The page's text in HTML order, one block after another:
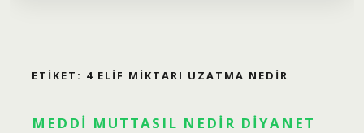
ETIKET: 4 ELIF MIKTARI UZATMA NEDIR
MEDDI MUTTASIL NEDIR DIYANET